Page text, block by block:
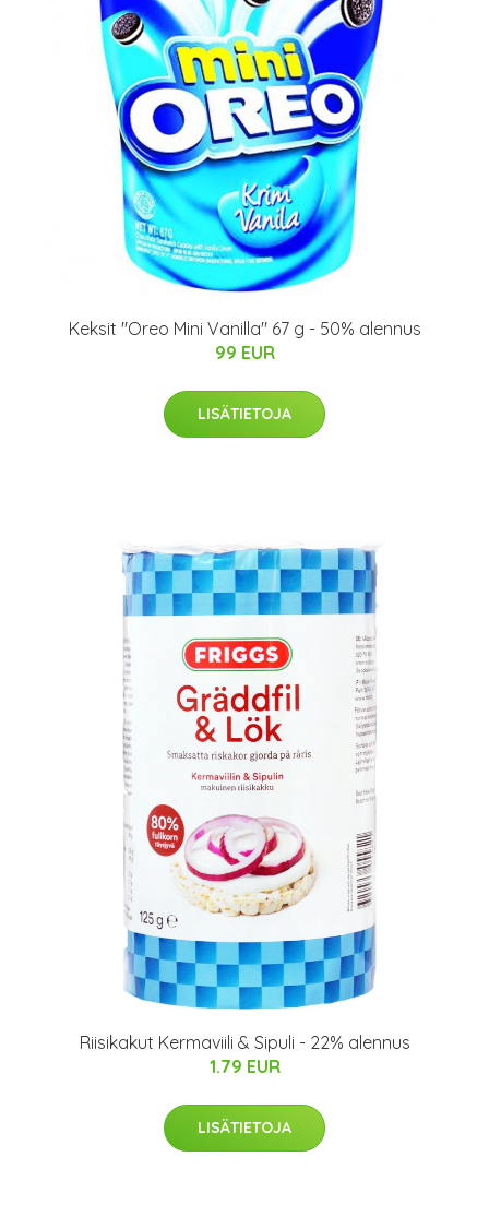
Keksit "Oreo Mini Vanilla" 67 g - 50% alennus
99 EUR
LISÄTIETOJA
Riisikakut Kermaviili & Sipuli - 22% alennus
1.79 EUR
LISÄTIETOJA